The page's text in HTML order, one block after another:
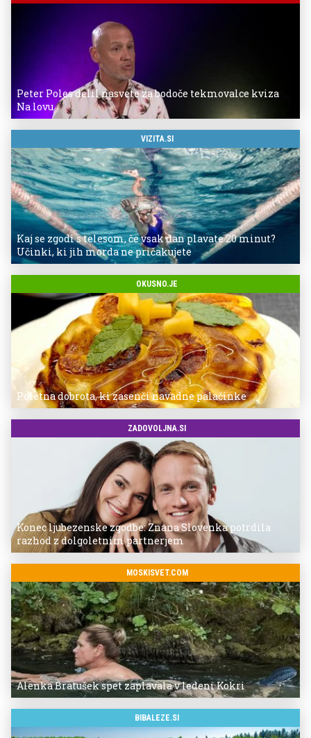
Peter Poles delil nasvete za bodoče tekmovalce kviza
Na lovu
VIZITA.SI
Kaj se zgodi s telesom, če vsak dan plavate 20 minut?
Učinki, ki jih morda ne pričakujete
OKUSNO.JE
Poletna dobrota, ki zasenči navadne palačinke
ZADOVOLJNA.SI
Konec ljubezenske zgodbe: Znana Slovenka potrdila
razhod z dolgoletnim partnerjem
MOSKISVET.COM
Alenka Bratušek spet zaplavala v ledeni Kokri
BIBALEZE.SI